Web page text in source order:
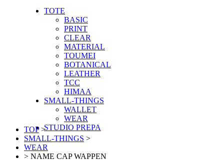
TOTE
BASIC
PRINT
CLEAR
MATERIAL
TOUMEI
BOTANICAL
LEATHER
TCC
HIMAA
SMALL-THINGS
WALLET
WEAR
STUDIO PREPA
TOP>
SMALL-THINGS >
WEAR
> NAME CAP WAPPEN